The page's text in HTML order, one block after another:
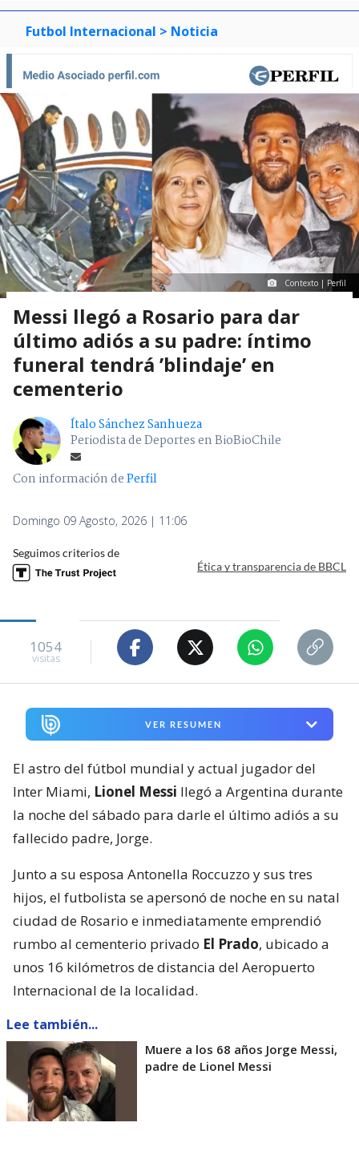
Futbol Internacional > Noticia
Contexto | Perfil
Messi llegó a Rosario para dar
último adiós a su padre: íntimo
funeral tendrá ’blindaje’ en
cementerio
Ítalo Sánchez Sanhueza
Periodista de Deportes en BioBioChile
Con información dePerfil
Domingo 09 Agosto, 2026 | 11:06
Seguimos criterios de
Ética y transparencia de BBCL
1054
visitas
VER RESUMEN
El astro del fútbol mundial y actual jugador del
Inter Miami, Lionel Messi llegó a Argentina durante
la noche del sábado para darle el último adiós a su
fallecido padre, Jorge.
Junto a su esposa Antonella Roccuzzo y sus tres
hijos, el futbolista se apersonó de noche en su natal
ciudad de Rosario e inmediatamente emprendió
rumbo al cementerio privado El Prado, ubicado a
unos 16 kilómetros de distancia del Aeropuerto
Internacional de la localidad.
Lee también...
Muere a los 68 años Jorge Messi,
padre de Lionel Messi